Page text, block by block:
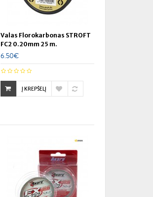
Valas Florokarbonas STROFT
FC2 0.20mm 25 m.
6.50€
Į KREPŠELĮ